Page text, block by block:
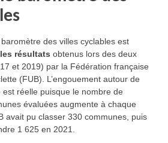
des villes cyclables est
résultats obtenus lors des deux
et 2019) par la Fédération française
(FUB). L’engouement autour de
réelle puisque le nombre de
évaluées augmente à chaque
avait pu classer 330 communes, puis
1 625 en 2021.